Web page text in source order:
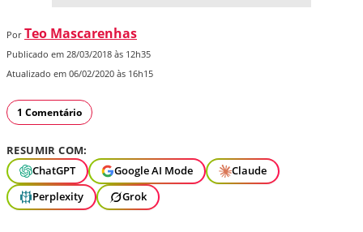
Por Teo Mascarenhas
Publicado em 28/03/2018 às 12h35
Atualizado em 06/02/2020 às 16h15
1 Comentário
RESUMIR COM:
ChatGPT
Google AI Mode
Claude
Perplexity
Grok